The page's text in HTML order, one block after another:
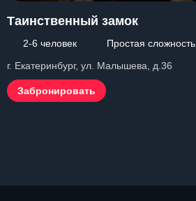
Таинственный замок
2-6 человек
Простая сложность
г. Екатеринбург, ул. Малышева, д.36
Забронировать